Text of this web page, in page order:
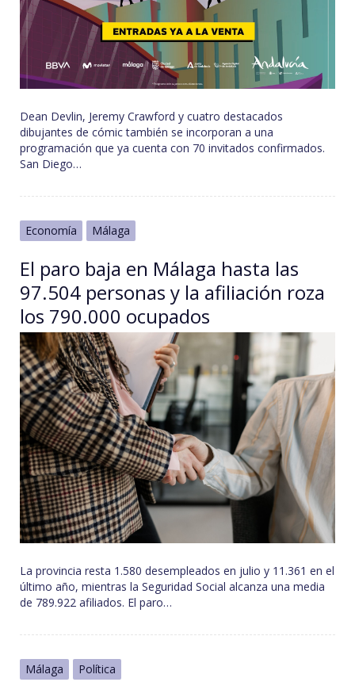
Dean Devlin, Jeremy Crawford y cuatro destacados
dibujantes de cómic también se incorporan a una
programación que ya cuenta con 70 invitados confirmados.
San Diego…
Economía Málaga
El paro baja en Málaga hasta las
97.504 personas y la afiliación roza
los 790.000 ocupados
La provincia resta 1.580 desempleados en julio y 11.361 en el
último año, mientras la Seguridad Social alcanza una media
de 789.922 afiliados. El paro…
Málaga Política